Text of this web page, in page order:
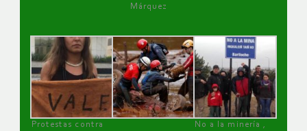
Márquez
Protestas contra
No a la minería ,